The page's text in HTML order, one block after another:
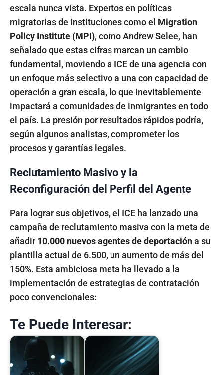
escala nunca vista. Expertos en políticas
migratorias de instituciones como el Migration
Policy Institute (MPI), como Andrew Selee, han
señalado que estas cifras marcan un cambio
fundamental, moviendo a ICE de una agencia con
un enfoque más selectivo a una con capacidad de
operación a gran escala, lo que inevitablemente
impactará a comunidades de inmigrantes en todo
el país. La presión por resultados rápidos podría,
según algunos analistas, comprometer los
procesos y garantías legales.
Reclutamiento Masivo y la
Reconfiguración del Perfil del Agente
Para lograr sus objetivos, el ICE ha lanzado una
campaña de reclutamiento masiva con la meta de
añadir10.000 nuevos agentes de deportacióna su
plantilla actual de 6.500, un aumento de más del
150%. Esta ambiciosa meta ha llevado a la
implementación de estrategias de contratación
poco convencionales:
Te Puede Interesar: